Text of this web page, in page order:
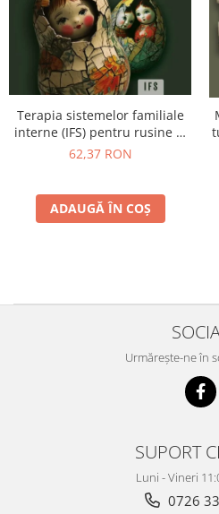
Terapia sistemelor familiale
interne (IFS) pentru rusine si
vinovatie Cum sa ne vindecam
62,37 RON
ADAUGĂ ÎN COȘ
Urmărește-ne în
SUPORT
Luni - Vineri
0726